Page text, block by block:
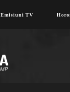
Emisiuni TV